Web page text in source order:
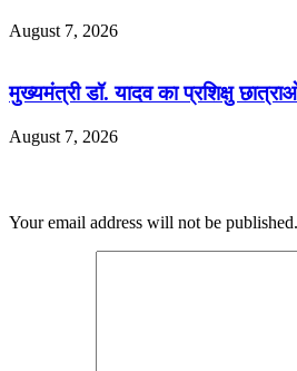
August 7, 2026
मुख्यमंत्री डॉ. यादव का प्रशिक्षु
August 7, 2026
Your email address will not be published.